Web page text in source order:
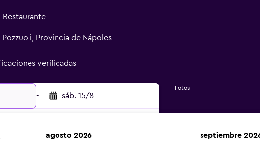
Restaurante
Provincia de Nápoles
verificadas
- sáb. 15/8
Fotos
agosto 2026 septiembre